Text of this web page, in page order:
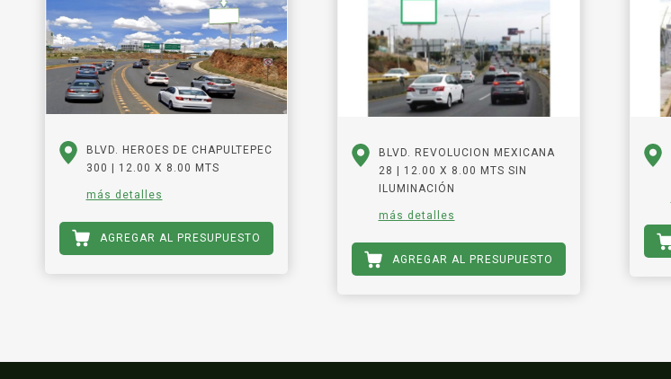
BLVD. HEROES DE CHAPULTEPEC
300 | 12.00 X 8.00 MTS
más detalles
AGREGAR AL PRESUPUESTO
BLVD. REVOLUCION MEXICANA
28 | 12.00 X 8.00 MTS SIN
ILUMINACIÓN
más detalles
AGREGAR AL PRESUPUESTO